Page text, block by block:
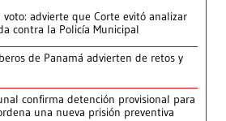
voto: advierte que Corte evitó analizar
contra la Policía Municipal
de Panamá advierten de retos y
confirma detención provisional para
una nueva prisión preventiva